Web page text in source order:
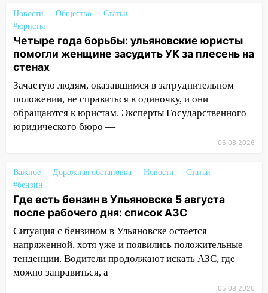
11:30
2027 года импорт, выпуск и обращение
бензина Евро 2, Евро 3, Евро 4
11:12
врезался в забор
10:27 Где есть бензин в Ульяновске
днем 6 августа: список АЗС
Внимание! В Ульяновской области
10:00
В Старомайнском районе утонул
51-летний мужчина
09:50 В Ульяновске черный коршун
застрял в тепловозе
09:44 Ульяновские спасатели помогли
юному велосипедисту на улице
Чернышевского
Новости Общество
Статьи
#юристы
Четыре года борьбы: ульяновские юристы
помогли женщине засудить УК за плесень на
стенах
Зачастую людям, оказавшимся в затруднительном
положении, не справиться в одиночку, и они
обращаются к юристам. Эксперты Государственного
юридического бюро —
06.08.2026
Важное Дорожная обстановка Новости
Статьи
#бензин
Где есть бензин в Ульяновске 5 августа
после рабочего дня: список АЗС
Ситуация с бензином в Ульяновске остается
напряженной, хотя уже и появились положительные
тенденции. Водители продолжают искать АЗС, где
можно заправиться, а
05.08.2026